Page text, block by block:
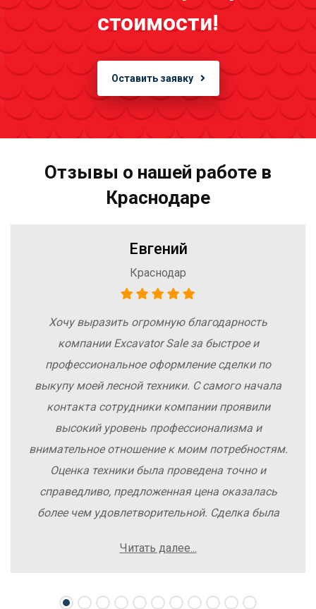
стоимости!
Оставить заявку
Отзывы о нашей работе в
Краснодаре
Евгений
Краснодар
Хочу выразить огромную благодарность
компании Excavator Sale за быстрое и
профессиональное оформление сделки по
выкупу моей лесной техники. С самого начала
контакта сотрудники компании проявили
высокий уровень профессионализма и
внимательное отношение к моим потребностям.
Оценка техники была проведена точно и
справедливо, предложенная цена оказалась
более чем удовлетворительной. Сделка была
осложнений. Рекомендую компанию Excavator
свою спецтехнику.
Читать далее...